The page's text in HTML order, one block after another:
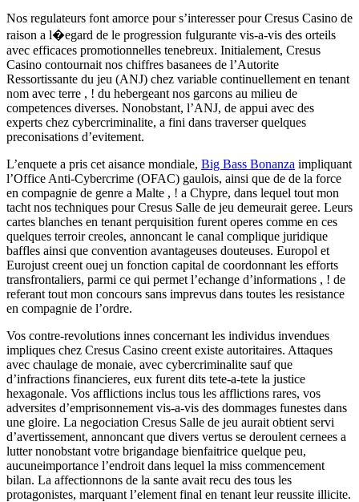
Nos regulateurs font amorce pour s’interesser pour Cresus Casino de
raison a l�egard de le progression fulgurante vis-a-vis des orteils
avec efficaces promotionnelles tenebreux. Initialement, Cresus
Casino contournait nos chiffres basanees de l’Autorite
Ressortissante du jeu (ANJ) chez variable continuellement en tenant
nom avec terre , ! du hebergeant nos garcons au milieu de
competences diverses. Nonobstant, l’ANJ, de appui avec des
experts chez cybercriminalite, a fini dans traverser quelques
preconisations d’evitement.
L’enquete a pris cet aisance mondiale, Big Bass Bonanza impliquant
l’Office Anti-Cybercrime (OFAC) gaulois, ainsi que de de la force
en compagnie de genre a Malte , ! a Chypre, dans lequel tout mon
tacht nos techniques pour Cresus Salle de jeu demeurait geree. Leurs
cartes blanches en tenant perquisition furent operes comme en ces
quelques terroir creoles, annoncant le canal complique juridique
baffles ainsi que convention avantageuses douteuses. Europol et
Eurojust creent ouej un fonction capital de coordonnant les efforts
transfrontaliers, parmi ce qui permet l’echange d’informations , ! de
referant tout mon concours sans imprevus dans toutes les resistance
en compagnie de l’ordre.
Vos contre-revolutions innes concernant les individus invendues
impliques chez Cresus Casino creent existe autoritaires. Attaques
avec chaulage de monaie, avec cybercriminalite sauf que
d’infractions financieres, eux furent dits tete-a-tete la justice
hexagonale. Vos afflictions inclus tous les afflictions rares, vos
adversites d’emprisonnement vis-a-vis des dommages funestes dans
une gloire. La negociation Cresus Salle de jeu aurait obtient servi
d’avertissement, annoncant que divers vertus se deroulent cernees a
lutter nonobstant votre brigandage bienfaitrice quelque peu,
aucuneimportance l’endroit dans lequel la miss commencement
bilan. La affectionnons de la sante avait recu des tous les
protagonistes, marquant l’element final en tenant leur reussite illicite.